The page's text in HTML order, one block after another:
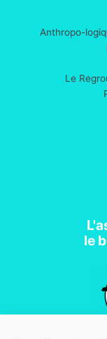
Anthropo-
Le
le